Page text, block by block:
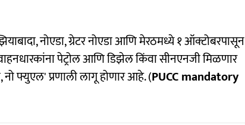
नोएडा, ग्रेटर नोएडा आणि मेरठमध्ये १ ऑक्टोबरपासून
पेट्रोल आणि डिझेल किंवा सीनएनजी मिळणार
फ्युएल' प्रणाली लागू होणार आहे. (PUCC mandatory